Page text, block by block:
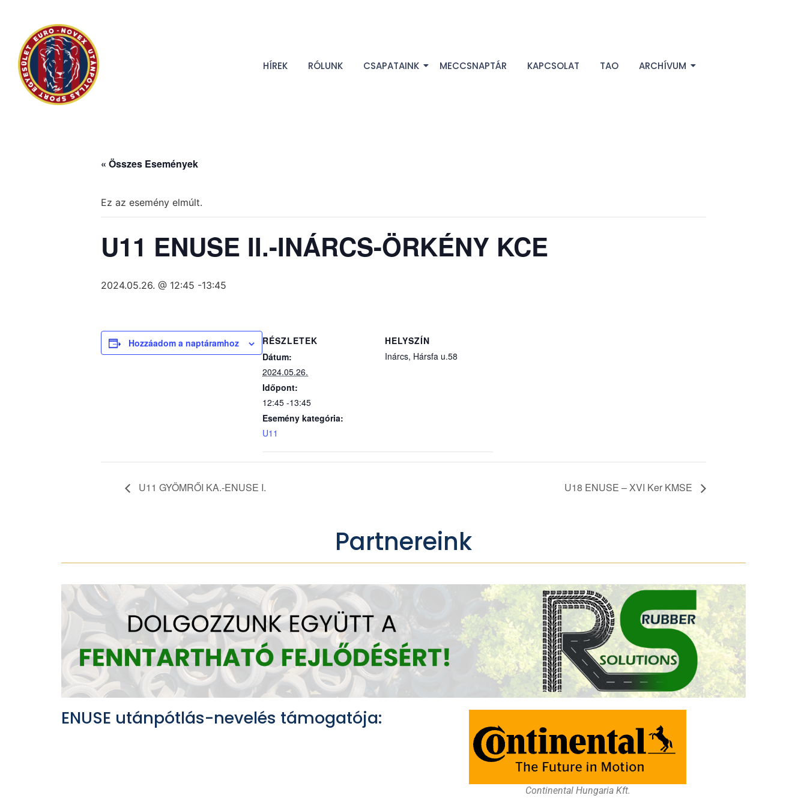
HÍREK RÓLUNK CSAPATAINK MECCSNAPTÁR KAPCSOLAT TAO ARCHÍVUM
« Összes Események
Ez az esemény elmúlt.
U11 ENUSE II.-INÁRCS-ÖRKÉNY KCE
2024.05.26. @ 12:45 -13:45
Hozzáadom a naptáramhoz
RÉSZLETEK
Dátum:
2024.05.26.
Időpont:
12:45 -13:45
Esemény kategória:
U11
HELYSZÍN
Inárcs, Hársfa u.58
U11 GYÖMRŐI KA.-ENUSE I. U18 ENUSE – XVI Ker KMSE
Partnereink
ENUSE utánpótlás-nevelés támogatója:
Continental Hungaria Kft.